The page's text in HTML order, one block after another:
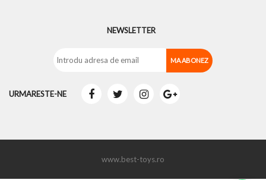
NEWSLETTER
URMARESTE-NE
www.best-toys.ro